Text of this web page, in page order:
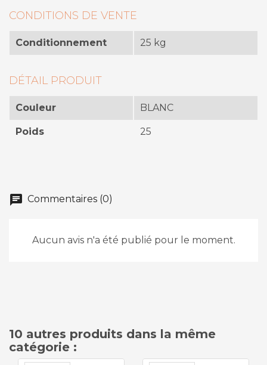
CONDITIONS DE VENTE
Conditionnement 25 kg
DÉTAIL PRODUIT
Couleur BLANC
Poids 25
chat Commentaires (0)
Aucun avis n'a été publié pour le moment.
10 autres produits dans la même
catégorie :